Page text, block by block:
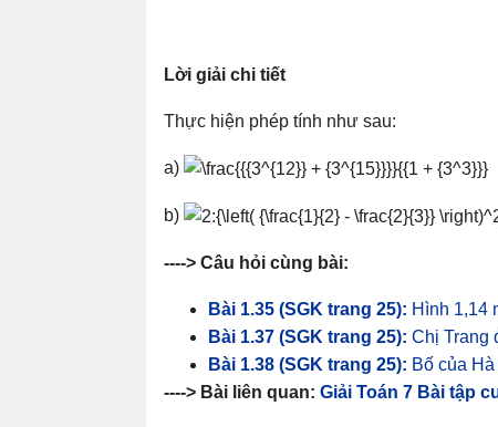
Lời giải chi tiết
Thực hiện phép tính như sau:
a)
b)
----> Câu hỏi cùng bài:
Bài 1.35 (SGK trang 25): Hình 1,14
Bài 1.37 (SGK trang 25): Chị Trang
Bài 1.38 (SGK trang 25): Bố của
----> Bài liên quan: Giải Toán 7 Bài tập